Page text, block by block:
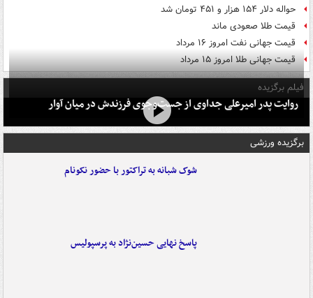
حواله دلار ۱۵۴ هزار و ۴۵۱ تومان شد
قیمت طلا صعودی ماند
قیمت جهانی نفت امروز ۱۶ مرداد
قیمت جهانی طلا امروز ۱۵ مرداد
فیلم برگزیده
روایت پدر امیرعلی جداوی از جست‌وجوی فرزندش در میان آوار
برگزیده ورزشی
شوک شبانه به تراکتور با حضور نکونام
پاسخ نهایی حسین‌نژاد به پرسپولیس